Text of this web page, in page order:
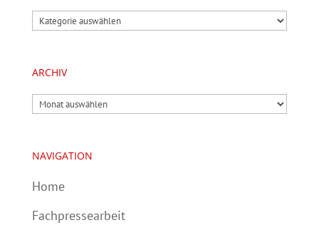
Kategorien
ARCHIV
Archiv
NAVIGATION
Home
Fachpressearbeit